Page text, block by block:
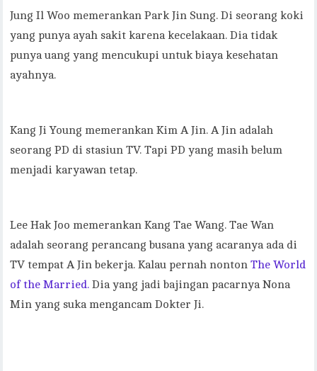
Jung Il Woo memerankan Park Jin Sung. Di seorang koki
yang punya ayah sakit karena kecelakaan. Dia tidak
punya uang yang mencukupi untuk biaya kesehatan
ayahnya.
Kang Ji Young memerankan Kim A Jin. A Jin adalah
seorang PD di stasiun TV. Tapi PD yang masih belum
menjadi karyawan tetap.
Lee Hak Joo memerankan Kang Tae Wang. Tae Wan
adalah seorang perancang busana yang acaranya ada di
TV tempat A Jin bekerja. Kalau pernah nontonThe World
of the Married. Dia yang jadi bajingan pacarnya Nona
Min yang suka mengancam Dokter Ji.